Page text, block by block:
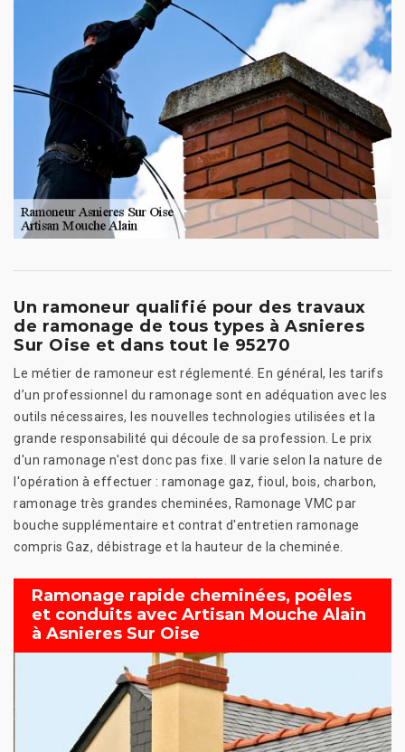
Un ramoneur qualifié pour des travaux
de ramonage de tous types à Asnieres
Sur Oise et dans tout le 95270
Le métier de ramoneur est réglementé. En général, les tarifs
d’un professionnel du ramonage sont en adéquation avec les
outils nécessaires, les nouvelles technologies utilisées et la
grande responsabilité qui découle de sa profession. Le prix
d'un ramonage n'est donc pas fixe. Il varie selon la nature de
l'opération à effectuer : ramonage gaz, fioul, bois, charbon,
ramonage très grandes cheminées, Ramonage VMC par
bouche supplémentaire et contrat d'entretien ramonage
compris Gaz, débistrage et la hauteur de la cheminée.
Ramonage rapide cheminées, poêles
et conduits avec Artisan Mouche Alain
à Asnieres Sur Oise